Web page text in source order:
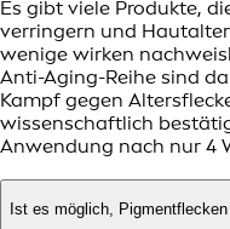
Es gibt viele Produkte,
verringern und
wenige wirken
Anti-Aging-Reihe sind
Kampf gegen
wissenschaftlich
Anwendung nach nur 4
Ist es möglich,